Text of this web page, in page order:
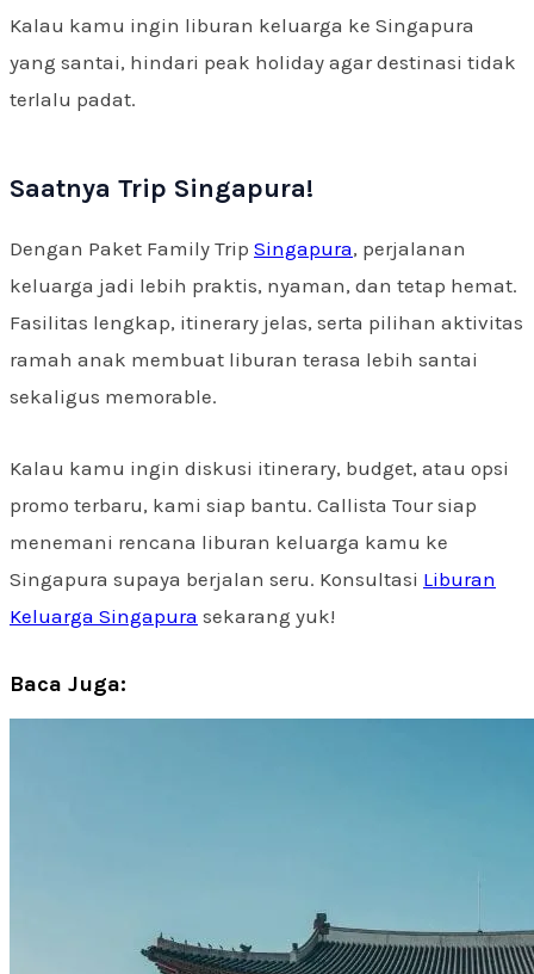
Kalau kamu ingin liburan keluarga ke Singapura
yang santai, hindari peak holiday agar destinasi tidak
terlalu padat.
Saatnya Trip Singapura!
Dengan Paket Family Trip Singapura, perjalanan
keluarga jadi lebih praktis, nyaman, dan tetap hemat.
Fasilitas lengkap, itinerary jelas, serta pilihan aktivitas
ramah anak membuat liburan terasa lebih santai
sekaligus memorable.
Kalau kamu ingin diskusi itinerary, budget, atau opsi
promo terbaru, kami siap bantu. Callista Tour siap
menemani rencana liburan keluarga kamu ke
Singapura supaya berjalan seru. Konsultasi Liburan
Keluarga Singapura sekarang yuk!
Baca Juga: